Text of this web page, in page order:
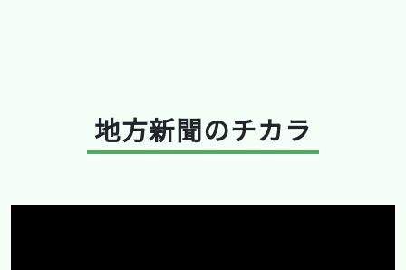
地方新聞のチカラ